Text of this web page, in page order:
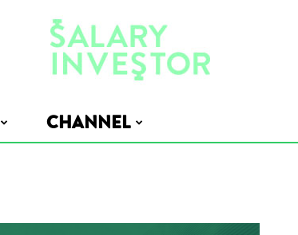
Salary
CHANNEL